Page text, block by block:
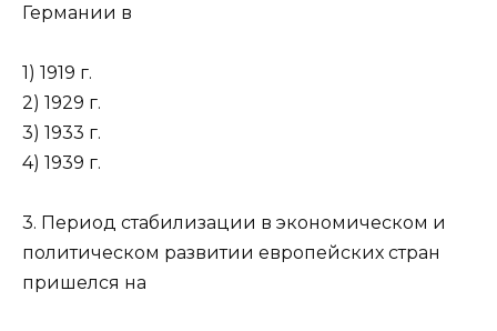
Германии в
1) 1919 г.
2) 1929 г.
3) 1933 г.
4) 1939 г.
3. Период стабилизации в экономическом и
политическом развитии европейских стран
пришелся на